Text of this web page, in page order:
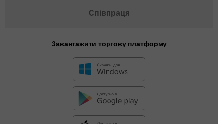
Співпраця
Завантажити торгову платформу